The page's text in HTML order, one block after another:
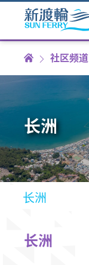
社区频道
长洲
长洲
长洲